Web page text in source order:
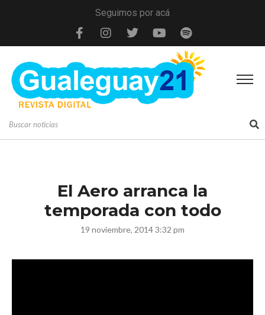
Seguimos por acá
El Aero arranca la
temporada con todo
19 noviembre, 2014 3:32 pm